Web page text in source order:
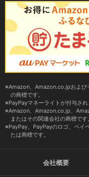
Amazon、Amazon.co.jpおよび
の商標です。
PayPayマネーライトが付与さ
Amazon、Amazon.co.jp、
またはその関連会社の商標です。
PayPay、PayPayのロゴ、ペイ
たは商標です。
会社概要